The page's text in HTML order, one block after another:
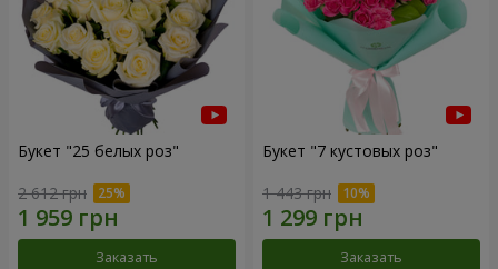
Букет "25 белых роз"
2 612 грн
Заказать
Букет "7 кустовых роз"
1 443 грн
Заказать